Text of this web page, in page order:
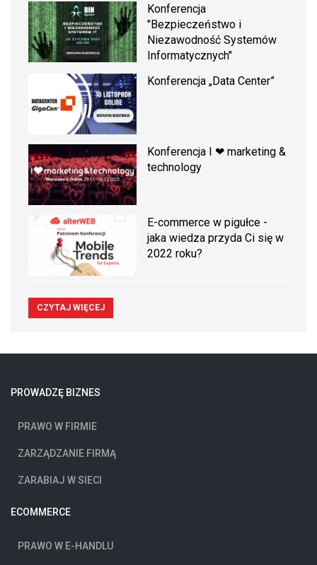
Konferencja
"Bezpieczeństwo i
Niezawodność Systemów
Informatycznych"
Konferencja „Data Center”
Konferencja I ❤ marketing &
technology
E-commerce w pigułce -
jaka wiedza przyda Ci się w
2022 roku?
CZYTAJ WIĘCEJ
PROWADZĘ BIZNES
PRAWO W FIRMIE
ZARZĄDZANIE FIRMĄ
ZARABIAJ W SIECI
ECOMMERCE
PRAWO W E-HANDLU